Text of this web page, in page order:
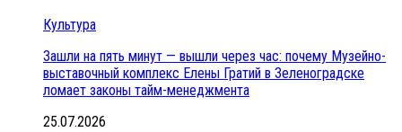
Культура
Зашли на пять минут — вышли через час: почему Музейно-
выставочный комплекс Елены Гратий в Зеленоградске
ломает законы тайм-менеджмента
25.07.2026